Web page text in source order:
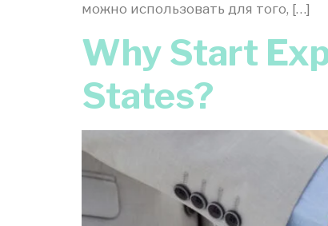
можно использовать для того, […]
Why Start
States?